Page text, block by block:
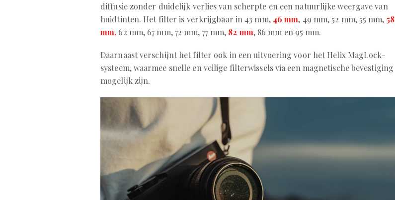
diffusie zonder duidelijk verlies van scherpte en een natuurlijke weergave van
huidtinten. Het filter is verkrijgbaar in 43 mm, 46 mm, 49 mm, 52 mm, 55 mm, 58
mm, 62 mm, 67 mm, 72 mm, 77 mm, 82 mm, 86 mm en 95 mm.
Daarnaast verschijnt het filter ook in een uitvoering voor het Helix MagLock-
systeem, waarmee snelle en veilige filterwissels via een magnetische bevestiging
mogelijk zijn.